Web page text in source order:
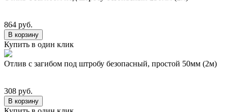
864 руб.
В корзину
Купить в один клик
Отлив с загибом под штробу безопасный, простой 50мм (2м)
308 руб.
В корзину